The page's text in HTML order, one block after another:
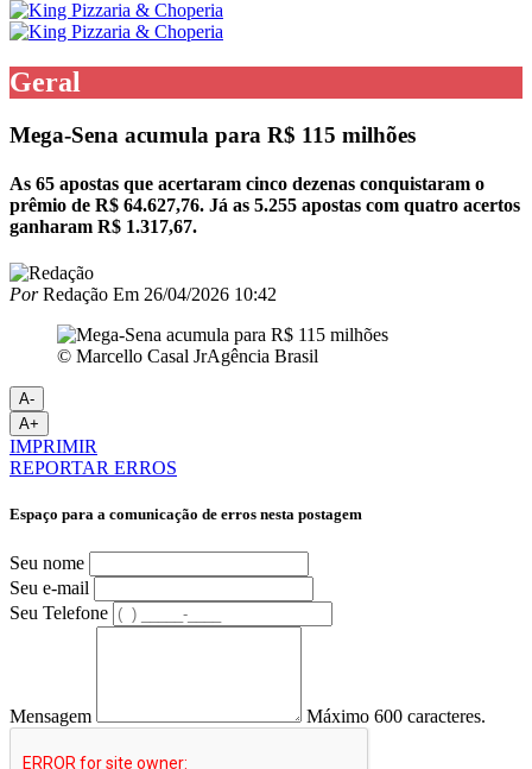
Geral
Mega-Sena acumula para R$ 115 milhões
As 65 apostas que acertaram cinco dezenas conquistaram o
prêmio de R$ 64.627,76. Já as 5.255 apostas com quatro acertos
ganharam R$ 1.317,67.
PorRedação Em 26/04/2026 10:42
© Marcello Casal JrAgência Brasil
A-
A+
IMPRIMIR
REPORTAR ERROS
Espaço para a comunicação de erros nesta postagem
Seu nome
Seu e-mail
Seu Telefone
Mensagem Máximo 600 caracteres.